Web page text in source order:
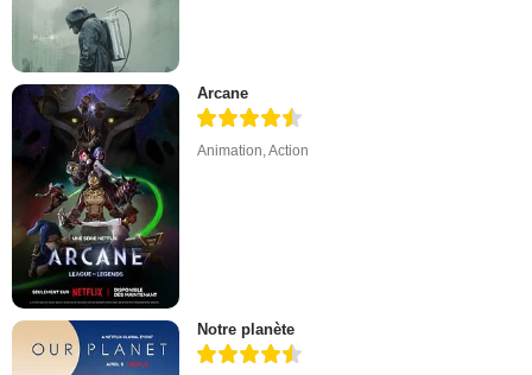
Arcane
Animation,Action
Notre planète